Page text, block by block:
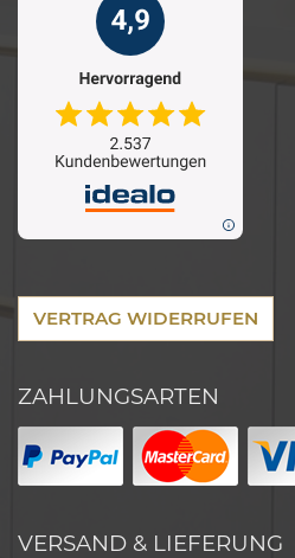
VERTRAG WIDERRUFEN
ZAHLUNGSARTEN
VERSAND & LIEFERUNG